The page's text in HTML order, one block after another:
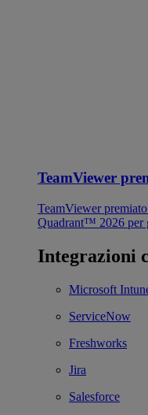
TeamViewer
TeamViewer
Quadrant™ 2026 per
Integrazioni
Microsoft
ServiceNow
Freshworks
Jira
Salesforce